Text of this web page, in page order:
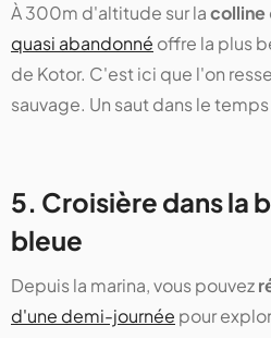
À 300m d'altitude sur lacolline
quasi abandonné offre la plus
de Kotor. C'est ici que l'on
sauvage. Un saut dans le
5. Croisière dans la
bleue
Depuis la marina, vous pouvez
d'une demi-journée pour